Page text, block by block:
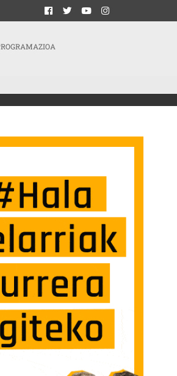
EL EDIFICIO DE TXIRBILENEA: INVERSIONES